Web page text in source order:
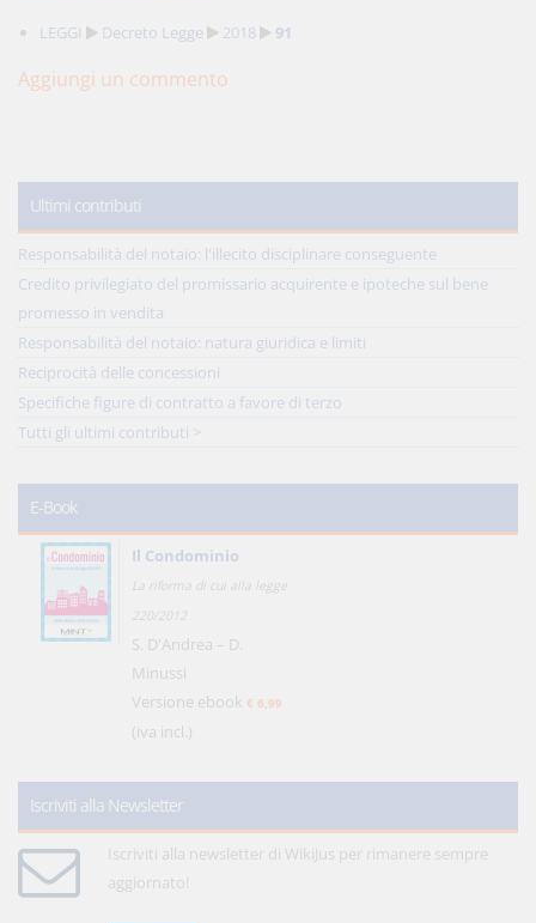
LEGGI Decreto Legge 2018 91
Aggiungi un commento
Ultimi contributi
Responsabilità del notaio: l'illecito disciplinare conseguente
Credito privilegiato del promissario acquirente e ipoteche sul bene
promesso in vendita
Responsabilità del notaio: natura giuridica e limiti
Reciprocità delle concessioni
Specifiche figure di contratto a favore di terzo
Tutti gli ultimi contributi >
E-Book
Il Condominio
La riforma di cui alla legge
220/2012
S. D'Andrea – D.
Minussi
Versione ebook € 6,99
(iva incl.)
Iscriviti alla Newsletter
Iscriviti alla newsletter di WikiJus per rimanere sempre
aggiornato!